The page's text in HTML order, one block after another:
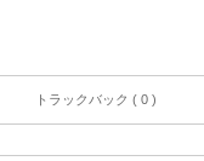
トラックバック ( 0 )